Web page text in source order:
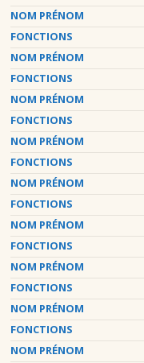
NOM PRÉNOM
FONCTIONS
NOM PRÉNOM
FONCTIONS
NOM PRÉNOM
FONCTIONS
NOM PRÉNOM
FONCTIONS
NOM PRÉNOM
FONCTIONS
NOM PRÉNOM
FONCTIONS
NOM PRÉNOM
FONCTIONS
NOM PRÉNOM
FONCTIONS
NOM PRÉNOM